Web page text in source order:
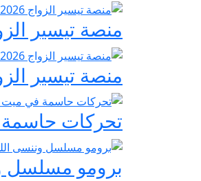
منصة تيسير الزواج 2026.. خطوات التسجيل وشروط
منصة تيسير الزواج 2026.. دليلك الشامل لمبادرة «فرحة مصر»
تحركات حاسمة
برومو مسلسل